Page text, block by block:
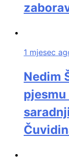
1 mjesec
Nedim
pjesmu